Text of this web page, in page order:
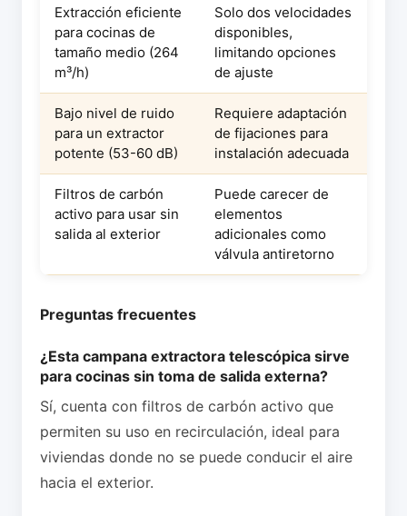
Extracción eficiente
para cocinas de
tamaño medio (264
m³/h)
Solo dos velocidades
disponibles,
limitando opciones
de ajuste
Bajo nivel de ruido
para un extractor
potente (53-60 dB)
Requiere adaptación
de fijaciones para
instalación adecuada
Filtros de carbón
activo para usar sin
salida al exterior
Puede carecer de
elementos
adicionales como
válvula antiretorno
Preguntas frecuentes
¿Esta campana extractora telescópica sirve
para cocinas sin toma de salida externa?
Sí, cuenta con filtros de carbón activo que
permiten su uso en recirculación, ideal para
viviendas donde no se puede conducir el aire
hacia el exterior.